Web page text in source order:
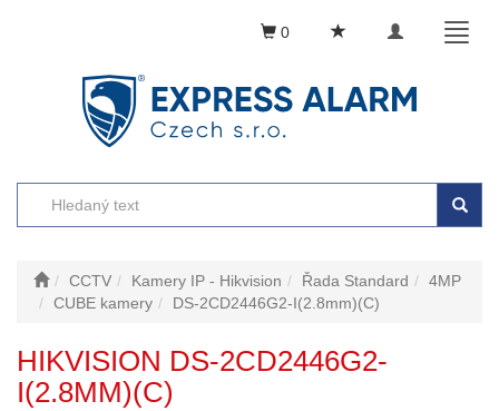
Toggle
0
CCTV Kamery IP - Hikvision Řada Standard
4MP
CUBE kamery
DS-2CD2446G2-I(2.8mm)(C)
HIKVISION DS-2CD2446G2-
I(2.8MM)(C)